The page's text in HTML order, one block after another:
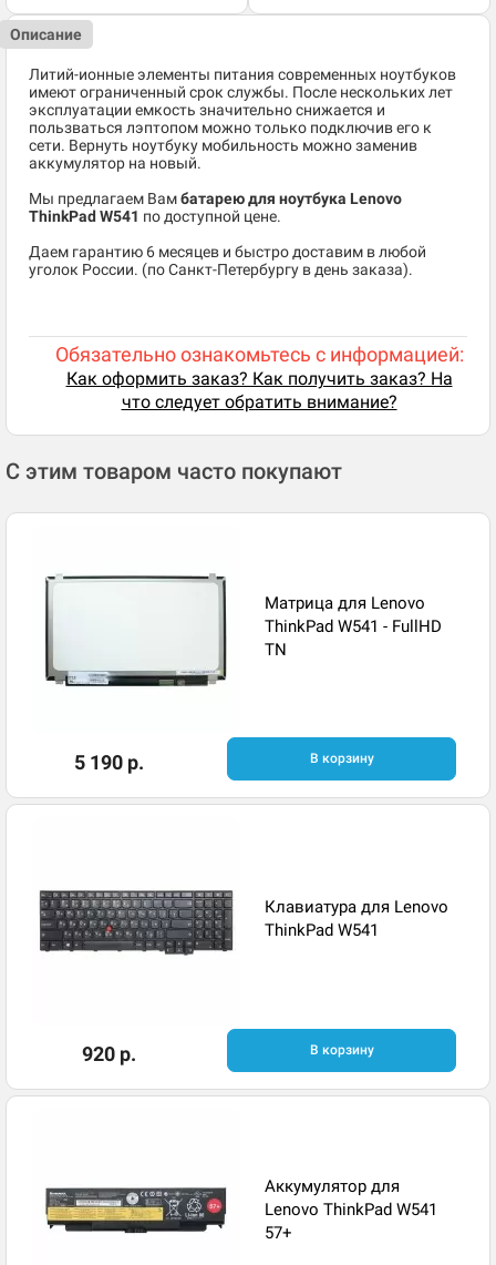
Описание
Литий-ионные элементы питания современных ноутбуков
имеют ограниченный срок службы. После нескольких лет
эксплуатации емкость значительно снижается и
пользваться лэптопом можно только подключив его к
сети. Вернуть ноутбуку мобильность можно заменив
аккумулятор на новый.
Мы предлагаем Вамбатарею для ноутбука Lenovo
ThinkPad W541 по доступной цене.
Даем гарантию 6 месяцев и быстро доставим в любой
уголок России. (по Санкт-Петербургу в день заказа).
Обязательно ознакомьтесь с информацией:
Как оформить заказ? Как получить заказ? На
что следует обратить внимание?
С этим товаром часто покупают
Матрица для Lenovo
ThinkPad W541 - FullHD
TN
5 190 р. В корзину
Клавиатура для Lenovo
ThinkPad W541
920 р. В корзину
Аккумулятор для
Lenovo ThinkPad W541
57+